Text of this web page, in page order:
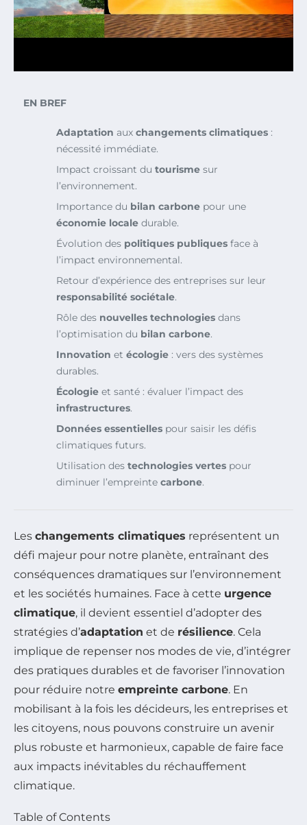
EN BREF
Adaptation aux changements climatiques :
nécessité immédiate.
Impact croissant du tourisme sur
l’environnement.
Importance du bilan carbone pour une
économie locale durable.
Évolution des politiques publiques face à
l’impact environnemental.
Retour d’expérience des entreprises sur leur
responsabilité sociétale.
Rôle des nouvelles technologies dans
l’optimisation du bilan carbone.
Innovation et écologie : vers des systèmes
durables.
Écologie et santé : évaluer l’impact des
infrastructures.
Données essentielles pour saisir les défis
climatiques futurs.
Utilisation des technologies vertes pour
diminuer l’empreinte carbone.
Les changements climatiques représentent un
défi majeur pour notre planète, entraînant des
conséquences dramatiques sur l’environnement
et les sociétés humaines. Face à cette urgence
climatique, il devient essentiel d’adopter des
stratégies d’adaptation et de résilience. Cela
implique de repenser nos modes de vie, d’intégrer
des pratiques durables et de favoriser l’innovation
pour réduire notre empreinte carbone. En
mobilisant à la fois les décideurs, les entreprises et
les citoyens, nous pouvons construire un avenir
plus robuste et harmonieux, capable de faire face
aux impacts inévitables du réchauffement
climatique.
Table of Contents